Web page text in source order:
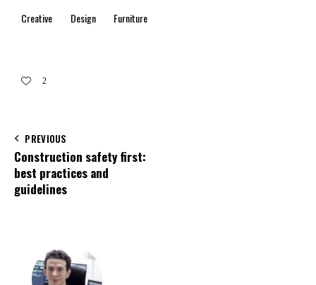
Creative Design Furniture
2
PREVIOUS
Construction safety first:
best practices and
guidelines